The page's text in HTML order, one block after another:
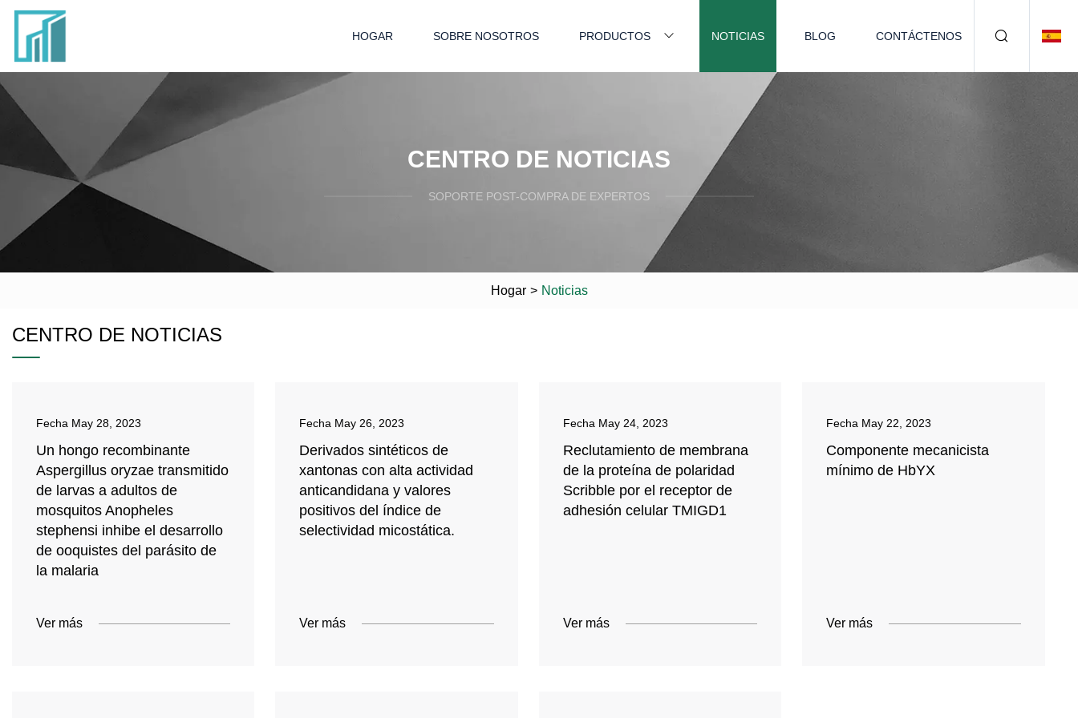
HOGAR SOBRE NOSOTROS PRODUCTOS NOTICIAS BLOG CONTÁCTENOS
CENTRO DE NOTICIAS
SOPORTE POST-COMPRA DE EXPERTOS
Hogar > Noticias
CENTRO DE NOTICIAS
Fecha May 28, 2023
Un hongo recombinante
Aspergillus oryzae transmitido
de larvas a adultos de
mosquitos Anopheles
stephensi inhibe el desarrollo
de ooquistes del parásito de
la malaria
Ver más
Fecha May 26, 2023
Derivados sintéticos de
xantonas con alta actividad
anticandidana y valores
positivos del índice de
selectividad micostática.
Ver más
Fecha May 24, 2023
Reclutamiento de membrana
de la proteína de polaridad
Scribble por el receptor de
adhesión celular TMIGD1
Ver más
Fecha May 22, 2023
Componente mecanicista
mínimo de HbYX
Ver más